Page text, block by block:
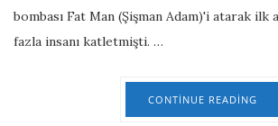
bombası Fat Man (Şişman Adam)'i atarak ilk
fazla insanı katletmişti. …
CONTINUE READING